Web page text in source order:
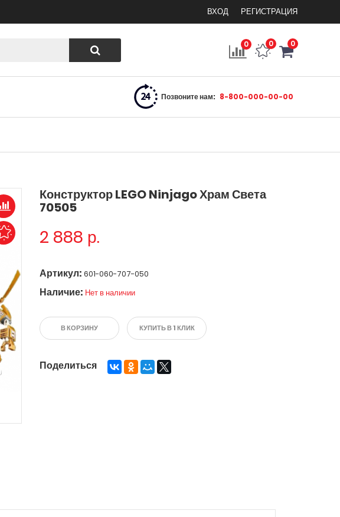
ВХОД РЕГИСТРАЦИЯ
0 0 0
Позвоните нам: 8-800-000-00-00
Конструктор LEGO Ninjago Храм Света
70505
2 888 р.
Артикул:601-060-707-050
Наличие: Нет в наличии
В КОРЗИНУ КУПИТЬ В 1 КЛИК
Поделиться